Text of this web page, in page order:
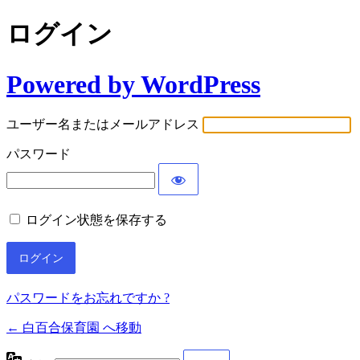
ログイン
Powered by WordPress
ユーザー名またはメールアドレス
パスワード
ログイン状態を保存する
パスワードをお忘れですか ?
← 白百合保育園 へ移動